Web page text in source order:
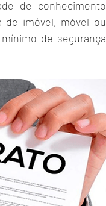
de conhecimento
imóvel, móvel ou
de segurança